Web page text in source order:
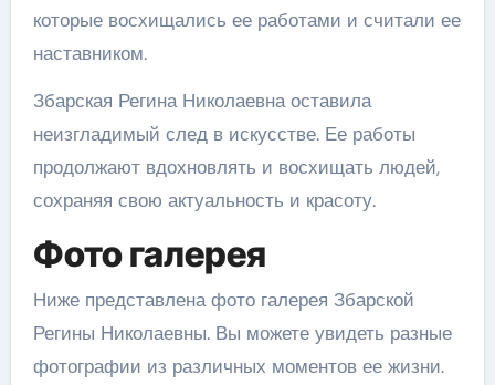
которые восхищались ее работами и считали ее
наставником.
Збарская Регина Николаевна оставила
неизгладимый след в искусстве. Ее работы
продолжают вдохновлять и восхищать людей,
сохраняя свою актуальность и красоту.
Фото галерея
Ниже представлена фото галерея Збарской
Регины Николаевны. Вы можете увидеть разные
фотографии из различных моментов ее жизни.